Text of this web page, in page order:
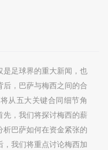
足球界的重大新闻，也
，巴萨与梅西之间的合
从五大关键合同细节角
，我们将探讨梅西的薪
巴萨如何在资金紧张的
我们将重点讨论梅西加